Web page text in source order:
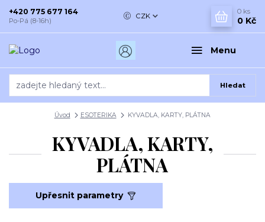
Menu
CZK
Hledat
+420 775 677 164
Po-Pá (8-16h)
0 ks
0 Kč
Úvod ESOTERIKA KYVADLA, KARTY, PLÁTNA
KYVADLA, KARTY,
PLÁTNA
Upřesnit parametry